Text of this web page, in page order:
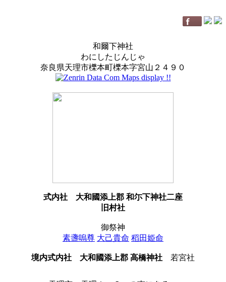
和爾下神社
わにしたじんじゃ
奈良県天理市櫟本町櫟本字宮山２４９０
式内社
大和國添上郡 和尓下神社二座
旧村社
御祭神
素盞嗚尊 大己貴命 稻田姫命
境内式内社 大和國添上郡 高橋神社 若宮社